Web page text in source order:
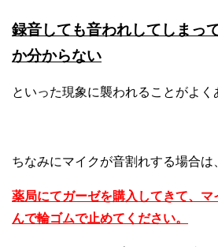
録音しても音われしてしまっ
か分からない
といった現象に襲われることがよく
ちなみにマイクが音割れする場合は
薬局にてガーゼを購入してきて、
んで輪ゴムで止めてください。